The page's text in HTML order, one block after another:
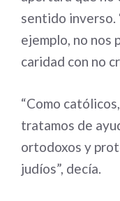
sentido inverso.
ejemplo, no nos
caridad con no
“Como
tratamos de
ortodoxos y
judíos”, decía.